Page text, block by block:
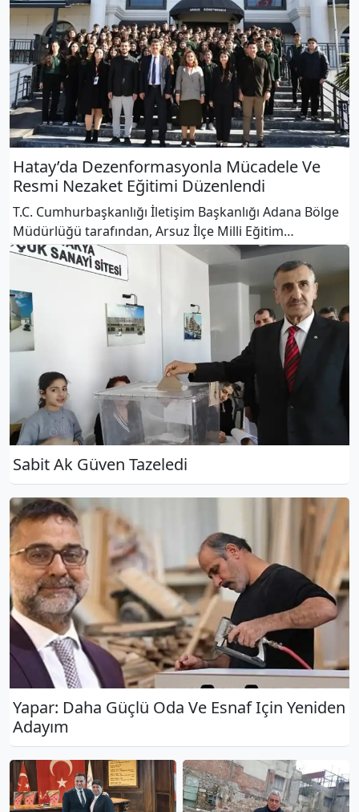
Hatay’da Dezenformasyonla Mücadele Ve
Resmi Nezaket Eğitimi Düzenlendi
T.C. Cumhurbaşkanlığı İletişim Başkanlığı Adana Bölge
Müdürlüğü tarafından, Arsuz İlçe Milli Eğitim
Müdürlüğü bünyesinde görev yapan okul müdürleri ve
öğrencilere yönelik interaktif eğitim programı
gerçekleştiri
Sabit Ak Güven Tazeledi
Yapar: Daha Güçlü Oda Ve Esnaf Için Yeniden
Adayım